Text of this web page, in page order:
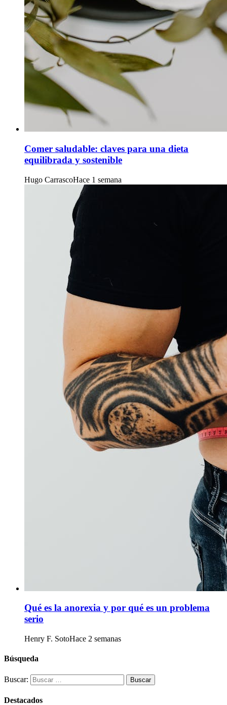
Comer saludable: claves para una dieta
equilibrada y sostenible
Hugo CarrascoHace 1 semana
Qué es la anorexia y por qué es un problema
serio
Henry F. SotoHace 2 semanas
Búsqueda
Buscar:
Destacados